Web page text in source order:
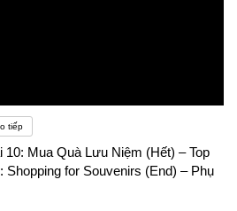
tiếp
10: Mua Quà Lưu Niệm (Hết) – Top
Shopping for Souvenirs (End) – Phụ